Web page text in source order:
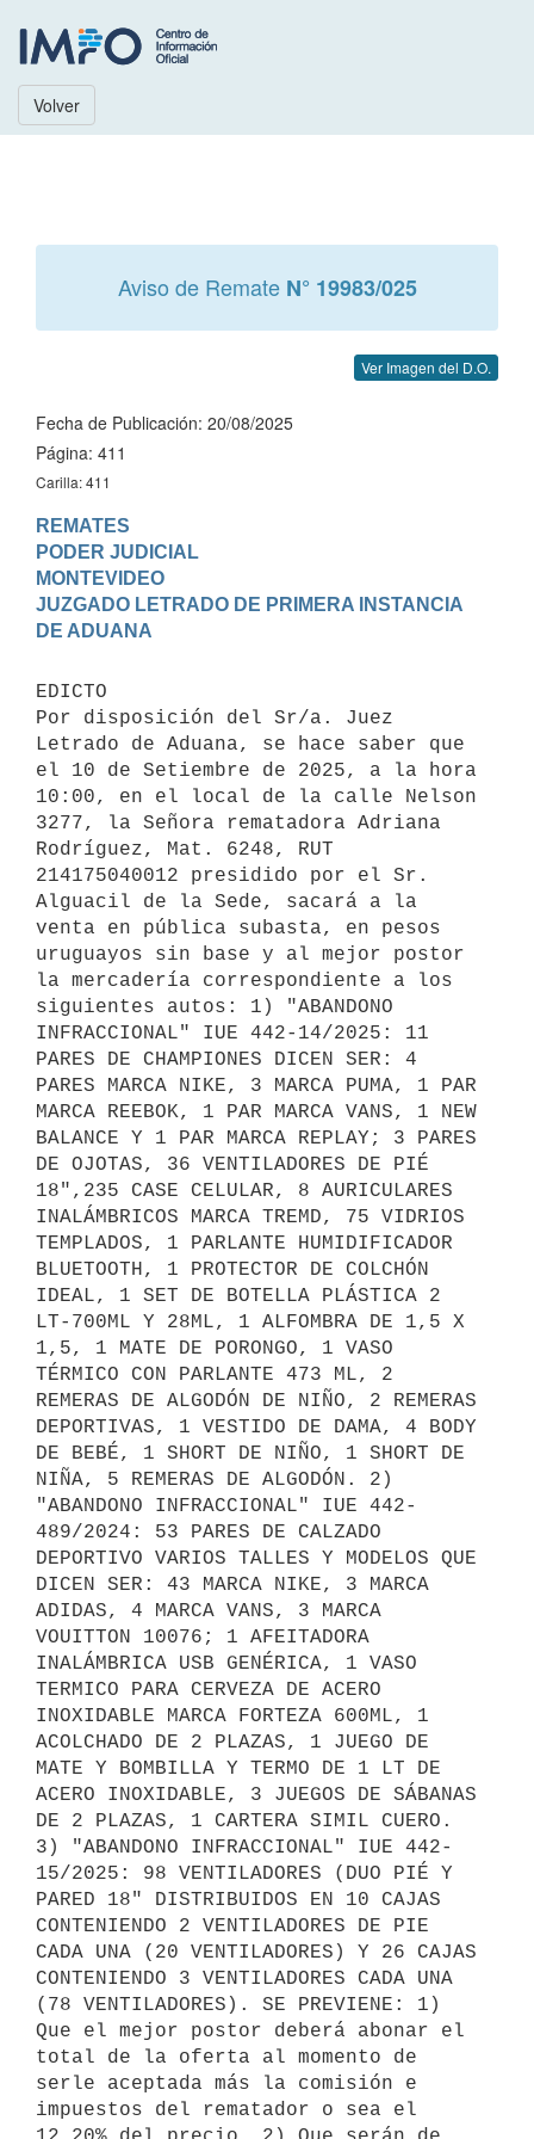
Volver
Aviso de Remate N° 19983/025
Ver Imagen del D.O.
Fecha de Publicación: 20/08/2025
Página: 411
Carilla: 411
REMATES
PODER JUDICIAL
MONTEVIDEO
JUZGADO LETRADO DE PRIMERA INSTANCIA
EDICTO
Por disposición del Sr/a. Juez
Letrado de Aduana, se hace saber que
el 10 de Setiembre de 2025, a la hora
10:00, en el local de la calle Nelson
3277, la Señora rematadora Adriana
Rodríguez, Mat. 6248, RUT
214175040012 presidido por el Sr.
Alguacil de la Sede, sacará a la
venta en pública subasta, en pesos
uruguayos sin base y al mejor postor
la mercadería correspondiente a los
siguientes autos: 1) "ABANDONO
INFRACCIONAL" IUE 442-14/2025: 11
PARES DE CHAMPIONES DICEN SER: 4
PARES MARCA NIKE, 3 MARCA PUMA, 1 PAR
MARCA REEBOK, 1 PAR MARCA VANS, 1 NEW
BALANCE Y 1 PAR MARCA REPLAY; 3 PARES
DE OJOTAS, 36 VENTILADORES DE PIÉ
18",235 CASE CELULAR, 8 AURICULARES
INALÁMBRICOS MARCA TREMD, 75 VIDRIOS
TEMPLADOS, 1 PARLANTE HUMIDIFICADOR
BLUETOOTH, 1 PROTECTOR DE COLCHÓN
IDEAL, 1 SET DE BOTELLA PLÁSTICA 2
LT-700ML Y 28ML, 1 ALFOMBRA DE 1,5 X
1,5, 1 MATE DE PORONGO, 1 VASO
TÉRMICO CON PARLANTE 473 ML, 2
REMERAS DE ALGODÓN DE NIÑO, 2 REMERAS
DEPORTIVAS, 1 VESTIDO DE DAMA, 4 BODY
DE BEBÉ, 1 SHORT DE NIÑO, 1 SHORT DE
NIÑA, 5 REMERAS DE ALGODÓN. 2)
"ABANDONO INFRACCIONAL" IUE 442-
489/2024: 53 PARES DE CALZADO
DEPORTIVO VARIOS TALLES Y MODELOS QUE
DICEN SER: 43 MARCA NIKE, 3 MARCA
ADIDAS, 4 MARCA VANS, 3 MARCA
VOUITTON 10076; 1 AFEITADORA
INALÁMBRICA USB GENÉRICA, 1 VASO
TERMICO PARA CERVEZA DE ACERO
INOXIDABLE MARCA FORTEZA 600ML, 1
ACOLCHADO DE 2 PLAZAS, 1 JUEGO DE
MATE Y BOMBILLA Y TERMO DE 1 LT DE
ACERO INOXIDABLE, 3 JUEGOS DE SÁBANAS
DE 2 PLAZAS, 1 CARTERA SIMIL CUERO.
3) "ABANDONO INFRACCIONAL" IUE 442-
15/2025: 98 VENTILADORES (DUO PIÉ Y
PARED 18" DISTRIBUIDOS EN 10 CAJAS
CONTENIENDO 2 VENTILADORES DE PIE
CADA UNA (20 VENTILADORES) Y 26 CAJAS
CONTENIENDO 3 VENTILADORES CADA UNA
(78 VENTILADORES). SE PREVIENE: 1)
Que el mejor postor deberá abonar el
total de la oferta al momento de
serle aceptada más la comisión e
impuestos del rematador o sea el